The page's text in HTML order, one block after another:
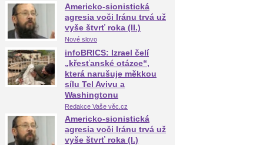
Americko-sionistická
agresia voči Iránu trvá už
vyše štvrť roka (II.)
Nové slovo
infoBRICS: Izrael čelí
„křesťanské otázce“,
která narušuje měkkou
sílu Tel Avivu a
Washingtonu
Redakce Vaše věc.cz
Americko-sionistická
agresia voči Iránu trvá už
vyše štvrť roka (I.)